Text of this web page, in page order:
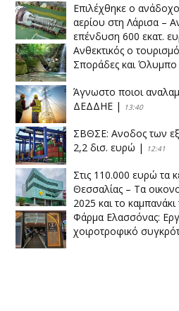
Επιλέχθηκε ο
αερίου στη Λάρισα –
επένδυση 600 εκατ.
Ανθεκτικός ο
Σποράδες και Όλυμπο
Άγνωστο ποιοι
ΔΕΔΔΗΕ | 13:40
ΣΒΘΣΕ: Aνοδος των
2,2 δισ. ευρώ | 12:41
Στις 110.000 ευρώ τα
Θεσσαλίας – Τα
2025 και το
Φάρμα Ελασσόνας:
χοιροτροφικό